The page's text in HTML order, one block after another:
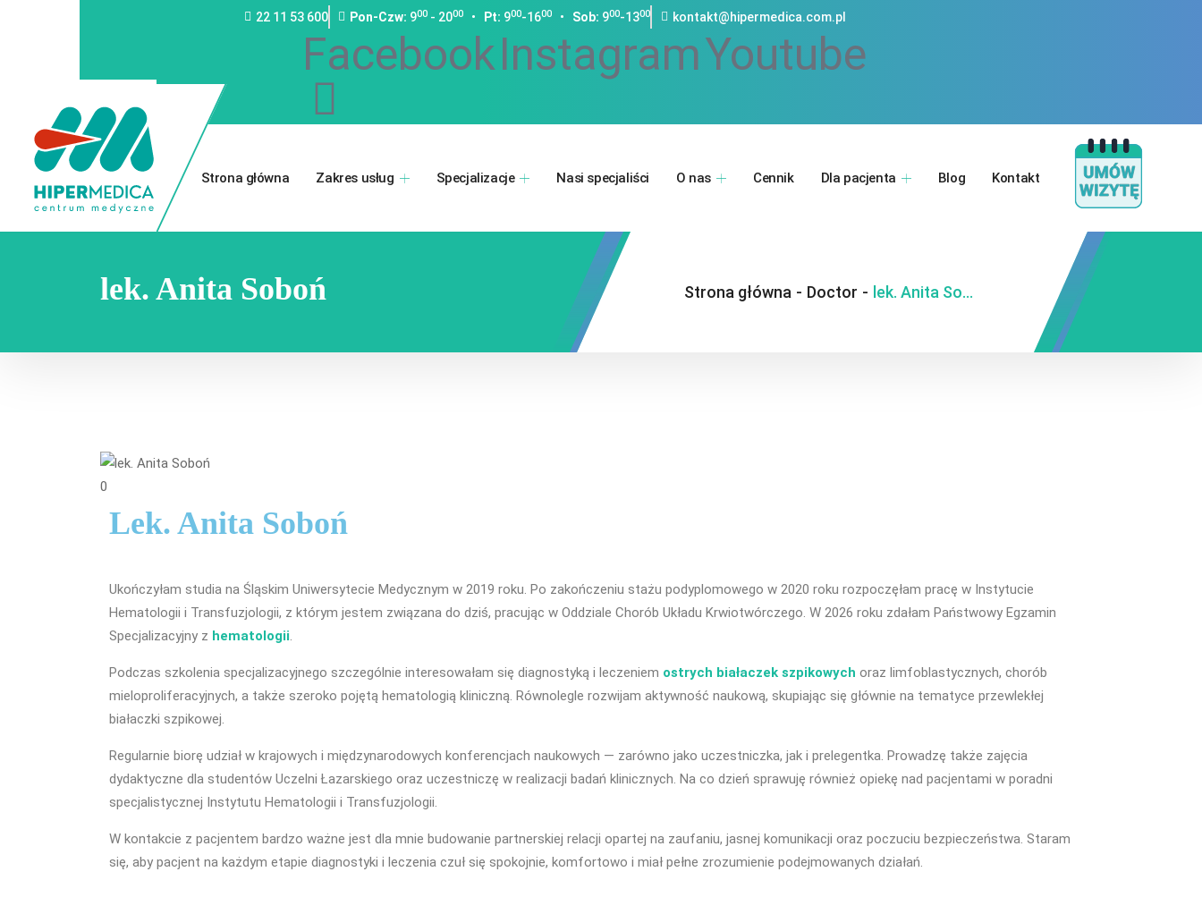
22 11 53 600 Pon-Czw: 900 - 2000 • Pt: 900-1600 • Sob: 900-1300 kontakt@hipermedica.com.pl
FacebookInstagramYoutube
Strona główna Zakres usług Specjalizacje Nasi specjaliści O nas Cennik Dla pacjenta Blog Kontakt
lek. Anita Soboń Strona główna - Doctor - lek. Anita Soboń
0
Lek. Anita Soboń
Ukończyłam studia na Śląskim Uniwersytecie Medycznym w 2019 roku. Po zakończeniu stażu podyplomowego w 2020 roku rozpoczęłam pracę w Instytucie
Hematologii i Transfuzjologii, z którym jestem związana do dziś, pracując w Oddziale Chorób Układu Krwiotwórczego. W 2026 roku zdałam Państwowy Egzamin
Specjalizacyjny z hematologii.
Podczas szkolenia specjalizacyjnego szczególnie interesowałam się diagnostyką i leczeniem ostrych białaczek szpikowych oraz limfoblastycznych, chorób
mieloproliferacyjnych, a także szeroko pojętą hematologią kliniczną. Równolegle rozwijam aktywność naukową, skupiając się głównie na tematyce przewlekłej
białaczki szpikowej.
Regularnie biorę udział w krajowych i międzynarodowych konferencjach naukowych — zarówno jako uczestniczka, jak i prelegentka. Prowadzę także zajęcia
dydaktyczne dla studentów Uczelni Łazarskiego oraz uczestniczę w realizacji badań klinicznych. Na co dzień sprawuję również opiekę nad pacjentami w poradni
specjalistycznej Instytutu Hematologii i Transfuzjologii.
W kontakcie z pacjentem bardzo ważne jest dla mnie budowanie partnerskiej relacji opartej na zaufaniu, jasnej komunikacji oraz poczuciu bezpieczeństwa. Staram
się, aby pacjent na każdym etapie diagnostyki i leczenia czuł się spokojnie, komfortowo i miał pełne zrozumienie podejmowanych działań.